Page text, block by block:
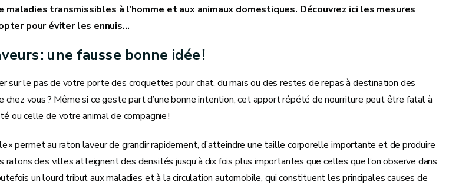
transmissibles à l'homme et aux animaux domestiques. Découvrez ici les mesures
pour éviter les ennuis…
: une fausse bonne idée !
sur le pas de votre porte des croquettes pour chat, du maïs ou des restes de repas à destination des
chez vous ? Même si ce geste part d’une bonne intention, cet apport répété de nourriture peut être fatal à
ou celle de votre animal de compagnie !
» permet au raton laveur de grandir rapidement, d’atteindre une taille corporelle importante et de produire
ratons des villes atteignent des densités jusqu’à dix fois plus importantes que celles que l’on observe dans
un lourd tribut aux maladies et à la circulation automobile, qui constituent les principales causes de